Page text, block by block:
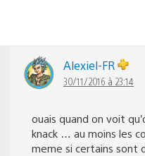
Alexiel-FR
30/11/2016 à 23:14
ouais quand on voit
knack … au moins les
meme si certains sont